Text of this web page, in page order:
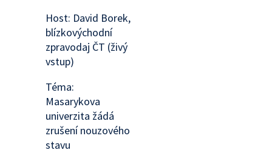
Host: David Borek,
blízkovýchodní
zpravodaj ČT (živý
vstup)
Téma:
Masarykova
univerzita žádá
zrušení nouzového
stavu